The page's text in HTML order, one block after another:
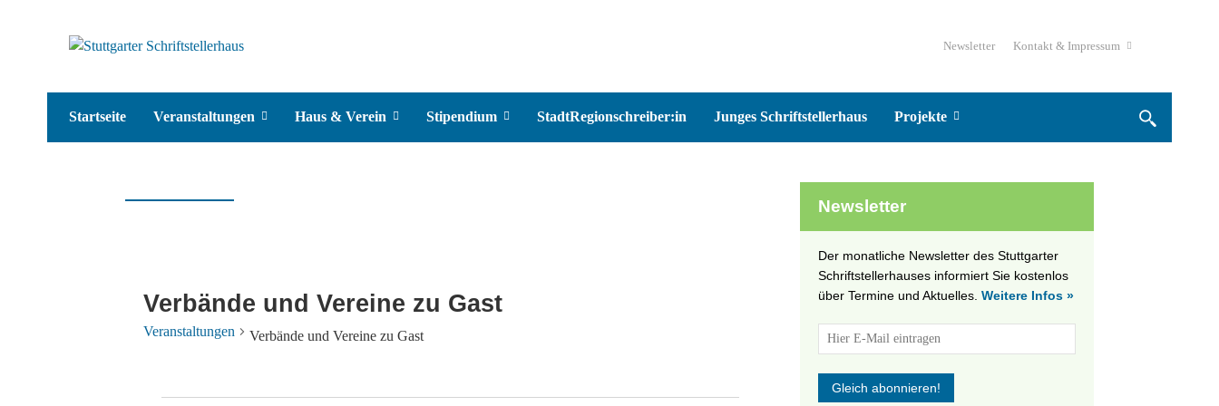
Newsletter Kontakt & Impressum
Startseite Veranstaltungen Haus & Verein Stipendium StadtRegionschreiber:in Junges Schriftstellerhaus Projekte
Verbände und Vereine zu Gast
Veranstaltungen Verbände und Vereine zu Gast
Newsletter
Der monatliche Newsletter des Stuttgarter
Schriftstellerhauses informiert Sie kostenlos
über Termine und Aktuelles. Weitere Infos »